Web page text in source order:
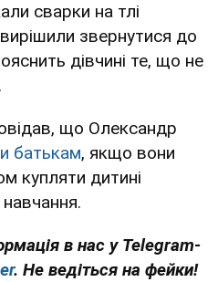
сварки на тлі
звернутися до
дівчині те, що не
що Олександр
батькам, якщо вони
купляти дитині
в нас у Telegram-
. Не ведіться на фейки!